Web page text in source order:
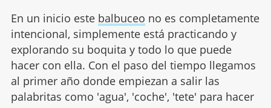
En un inicio este balbuceo no es completamente
intencional, simplemente está practicando y
explorando su boquita y todo lo que puede
hacer con ella. Con el paso del tiempo llegamos
al primer año donde empiezan a salir las
palabritas como 'agua', 'coche', 'tete' para hacer